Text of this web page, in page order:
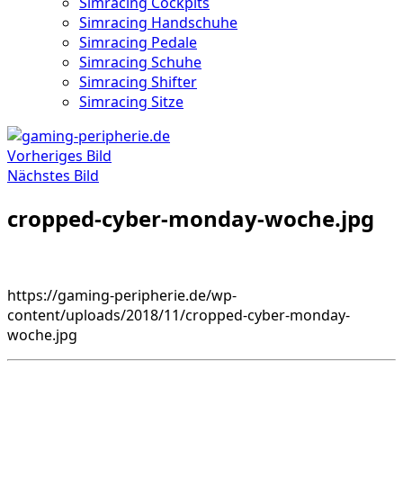
Simracing Handschuhe
Simracing Pedale
Simracing Schuhe
Simracing Shifter
Simracing Sitze
Vorheriges Bild
Nächstes Bild
cropped-cyber-monday-woche.jpg
https://gaming-peripherie.de/wp-
content/uploads/2018/11/cropped-cyber-monday-
woche.jpg